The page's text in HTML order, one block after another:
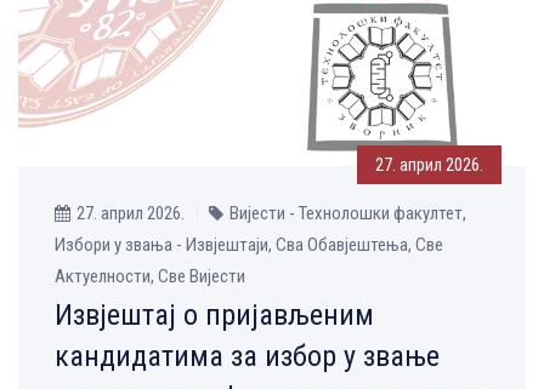
27. април 2026.
27. април 2026.
Вијести - Технолошки факултет,
Избори у звања - Извјештаји, Сва Обавјештења, Све
Aктуелности, Све Вијести
Извјештај о пријављеним
кандидатима за избор у звање